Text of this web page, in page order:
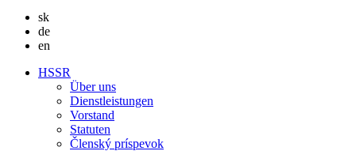
sk
de
en
HSSR
Über uns
Dienstleistungen
Vorstand
Statuten
Členský príspevok